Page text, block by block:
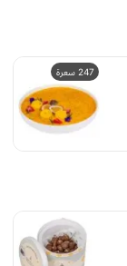
247 سعرة